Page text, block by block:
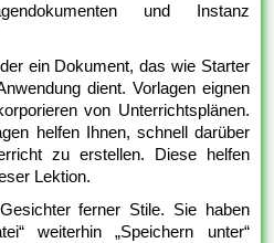
und Instanz
ein Dokument, das wie Starter
dient. Vorlagen eignen
von Unterrichtsplänen.
helfen Ihnen, schnell darüber
zu erstellen. Diese helfen
Lektion.
ferner Stile. Sie haben
weiterhin „Speichern unter“